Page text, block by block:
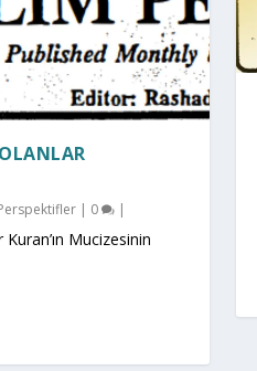
| 0 |
Mucizesinin